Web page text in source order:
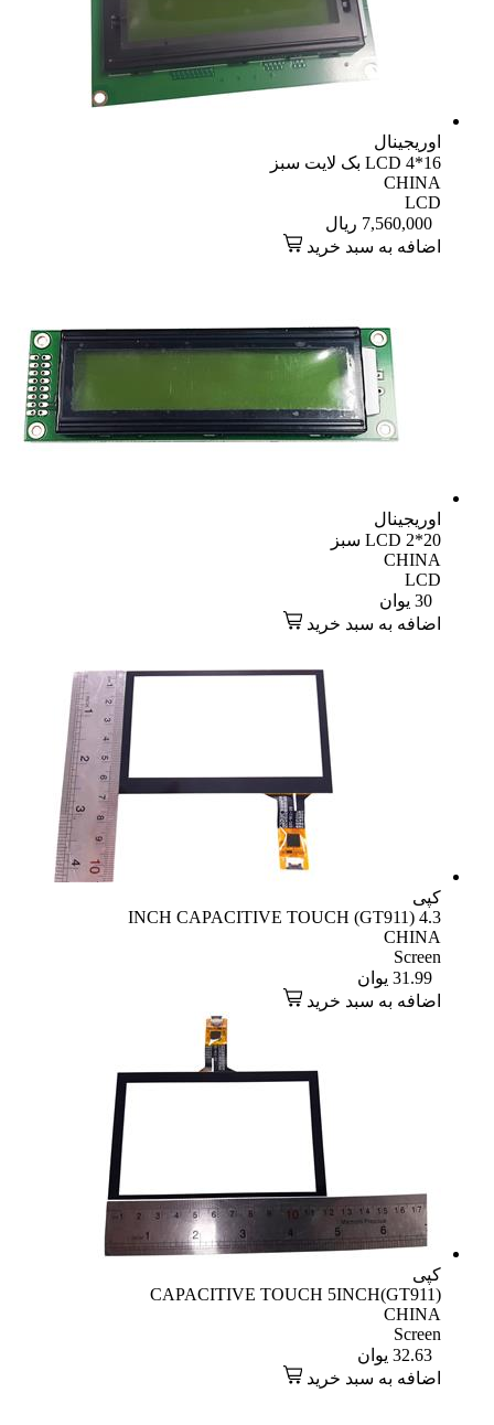
اوریجینال
LCD 4*16 بک لایت سبز
CHINA
LCD
7,560,000 ریال
اضافه به سبد خرید
اوریجینال
LCD 2*20 سبز
CHINA
LCD
30 یوان
اضافه به سبد خرید
کپی
4.3 INCH CAPACITIVE TOUCH (GT911)
CHINA
Screen
31.99 یوان
اضافه به سبد خرید
کپی
CAPACITIVE TOUCH 5INCH(GT911)
CHINA
Screen
32.63 یوان
اضافه به سبد خرید